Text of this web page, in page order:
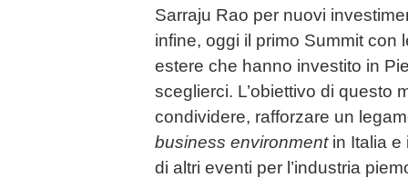
Sarraju Rao per nuovi
infine, oggi il primo Summit con
estere che hanno investito in
sceglierci. L’obiettivo di questo
condividere, rafforzare un
business environmentin Italia e
di altri eventi per l’industria